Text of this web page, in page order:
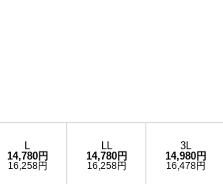
L
14,780円
16,258円
LL
14,780円
16,258円
3L
14,980円
16,478円